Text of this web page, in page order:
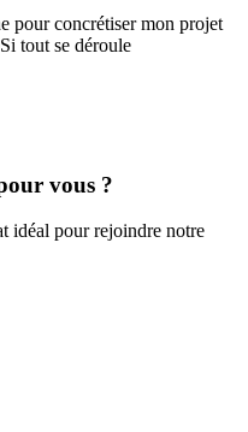
pour concrétiser mon projet
tout se déroule
vous ?
idéal pour rejoindre notre